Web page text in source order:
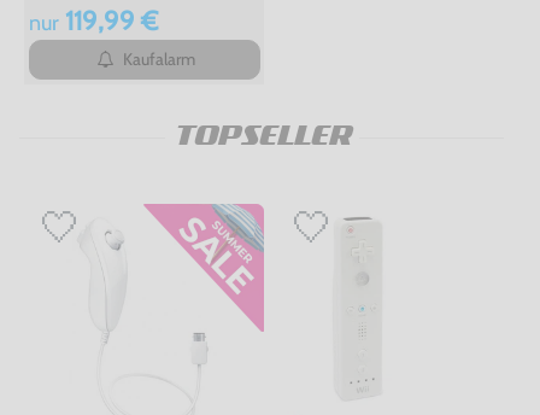
nur119,99 €
Kaufalarm
TOPSELLER